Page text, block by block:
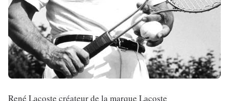
René Lacoste créateur de la marque Lacoste